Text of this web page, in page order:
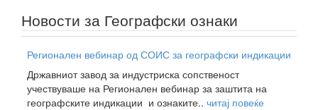
Новости за Географски ознаки
Регионален вебинар од СОИС за географски индикации
Државниот завод за индустриска сопственост
учествуваше на Регионален вебинар за заштита на
географските индикации и ознаките.. читај повеќе